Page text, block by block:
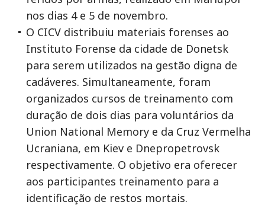
nos dias 4 e 5 de novembro.
O CICV distribuiu materiais forenses ao
Instituto Forense da cidade de Donetsk
para serem utilizados na gestão digna de
cadáveres. Simultaneamente, foram
organizados cursos de treinamento com
duração de dois dias para voluntários da
Union National Memory e da Cruz Vermelha
Ucraniana, em Kiev e Dnepropetrovsk
respectivamente. O objetivo era oferecer
aos participantes treinamento para a
identificação de restos mortais.